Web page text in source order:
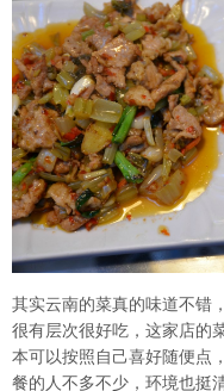
其实云南的菜真的味道不错
很有层次很好吃，这家店的
本可以按照自己喜好随便点
餐的人不多不少，环境也挺